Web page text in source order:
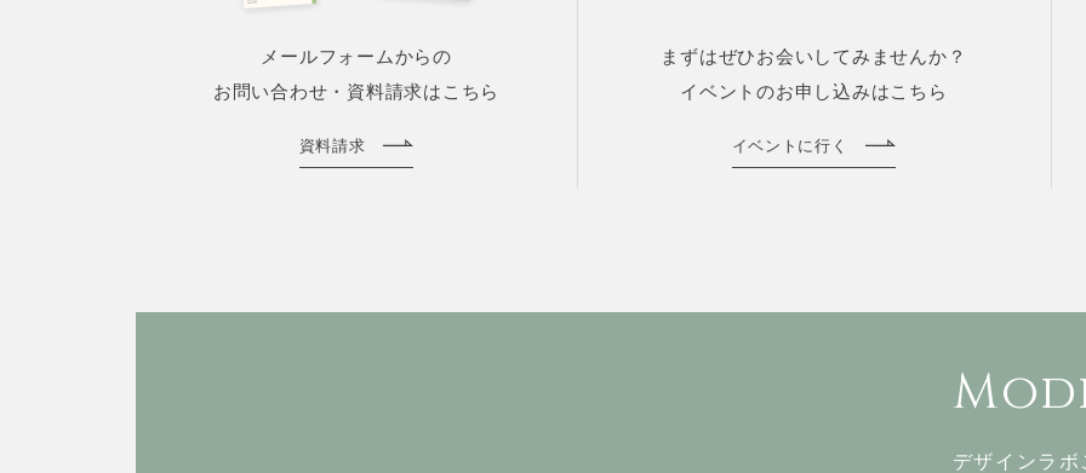
メールフォームからの
お問い合わせ・資料請求はこちら
資料請求
まずはぜひお会いしてみませんか？
イベントのお申し込みはこちら
イベントに行く
デザインラ